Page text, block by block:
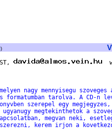
)
nagy mennyisegu szoveges
tarolva. A CD-n
szerepel egy
ugyanugy megtekinthetok a
megvan neki,
kerem irjon a